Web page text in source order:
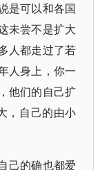
是可以和各国
未尝不是扩大
人都走过了若
人身上，你一
他们的自己扩
，自己的由小
己的确也都爱